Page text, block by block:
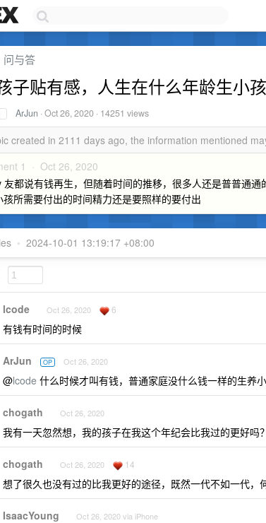
问与答
子贴有感，人生在什么年龄生小孩
ArJun ·Oct 26, 2020 · 14251 views
created in 2111 days ago, the information mentioned
1 · Oct 26, 2020
友都说有钱再生，但随着时间的推移，很多人还是普普通
孩所需要付出的时间精力还是要照样的要付出
• 2024-10-01 13:19:17 +08:00
lcode Oct 26, 2020 6
有钱有时间的时候
ArJun OP Oct 26, 2020
@lcode 什么时候才叫有钱，普通家庭没什么钱一样的生养
chogath Oct 26, 2020
我有一天忽然想，我的孩子在我这个年纪会比我过的更好吗？
chogath Oct 26, 2020 14
想了很久也没有过的比我更好的途径，既然一代不如一代
IsaacYoung Oct 26, 2020 via iPhone